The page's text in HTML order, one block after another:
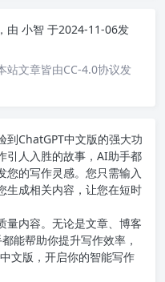
由 小智 于2024-11-06发
站文章皆由CC-4.0协议发
到ChatGPT中文版的强大功
引人入胜的故事，AI助手都
您的写作灵感。您只需输入
生成相关内容，让您在短时
量内容。无论是文章、博客
能帮助你提升写作效率，
文版 ，开启你的智能写作